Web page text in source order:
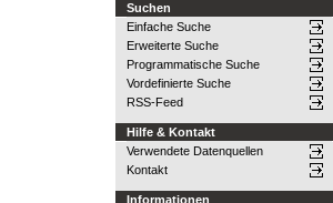
Suchen
Einfache Suche
Erweiterte Suche
Programmatische Suche
Vordefinierte Suche
RSS-Feed
Hilfe & Kontakt
Verwendete Datenquellen
Kontakt
Informationen